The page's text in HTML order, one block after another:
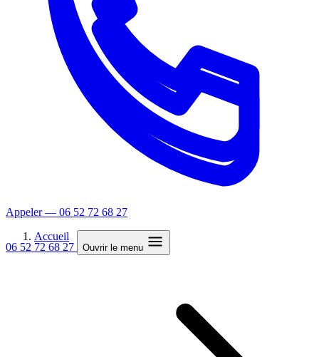
06 52 72 68 27 Ouvrir le menu
Appeler — 06 52 72 68 27
Accueil